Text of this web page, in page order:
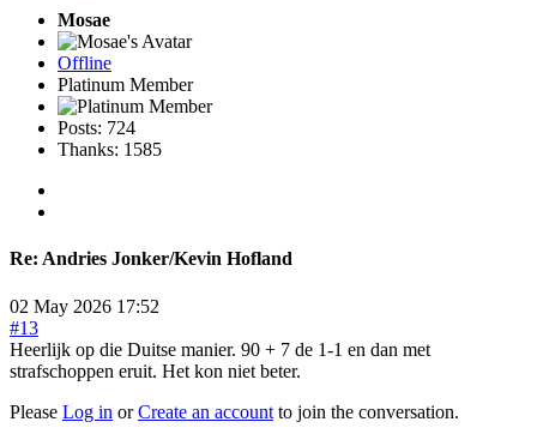
Mosae
Offline
Platinum Member
Posts: 724
Thanks: 1585
Re: Andries Jonker/Kevin Hofland
02 May 2026 17:52
#13
Heerlijk op die Duitse manier. 90 + 7 de 1-1 en dan met
strafschoppen eruit. Het kon niet beter.
Please Log in orCreate an account to join the conversation.